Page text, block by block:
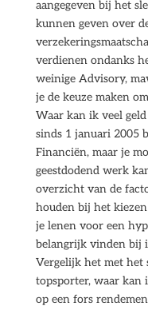
aangegeven bij het
kunnen geven over
verdienen ondanks
weinige Advisory,
je de keuze maken
Waar kan ik veel
sinds 1 januari 2005
Financiën, maar je
geestdodend werk
overzicht van de
houden bij het
je lenen voor een
belangrijk vinden bij
Vergelijk het met het
topsporter, waar kan
op een fors